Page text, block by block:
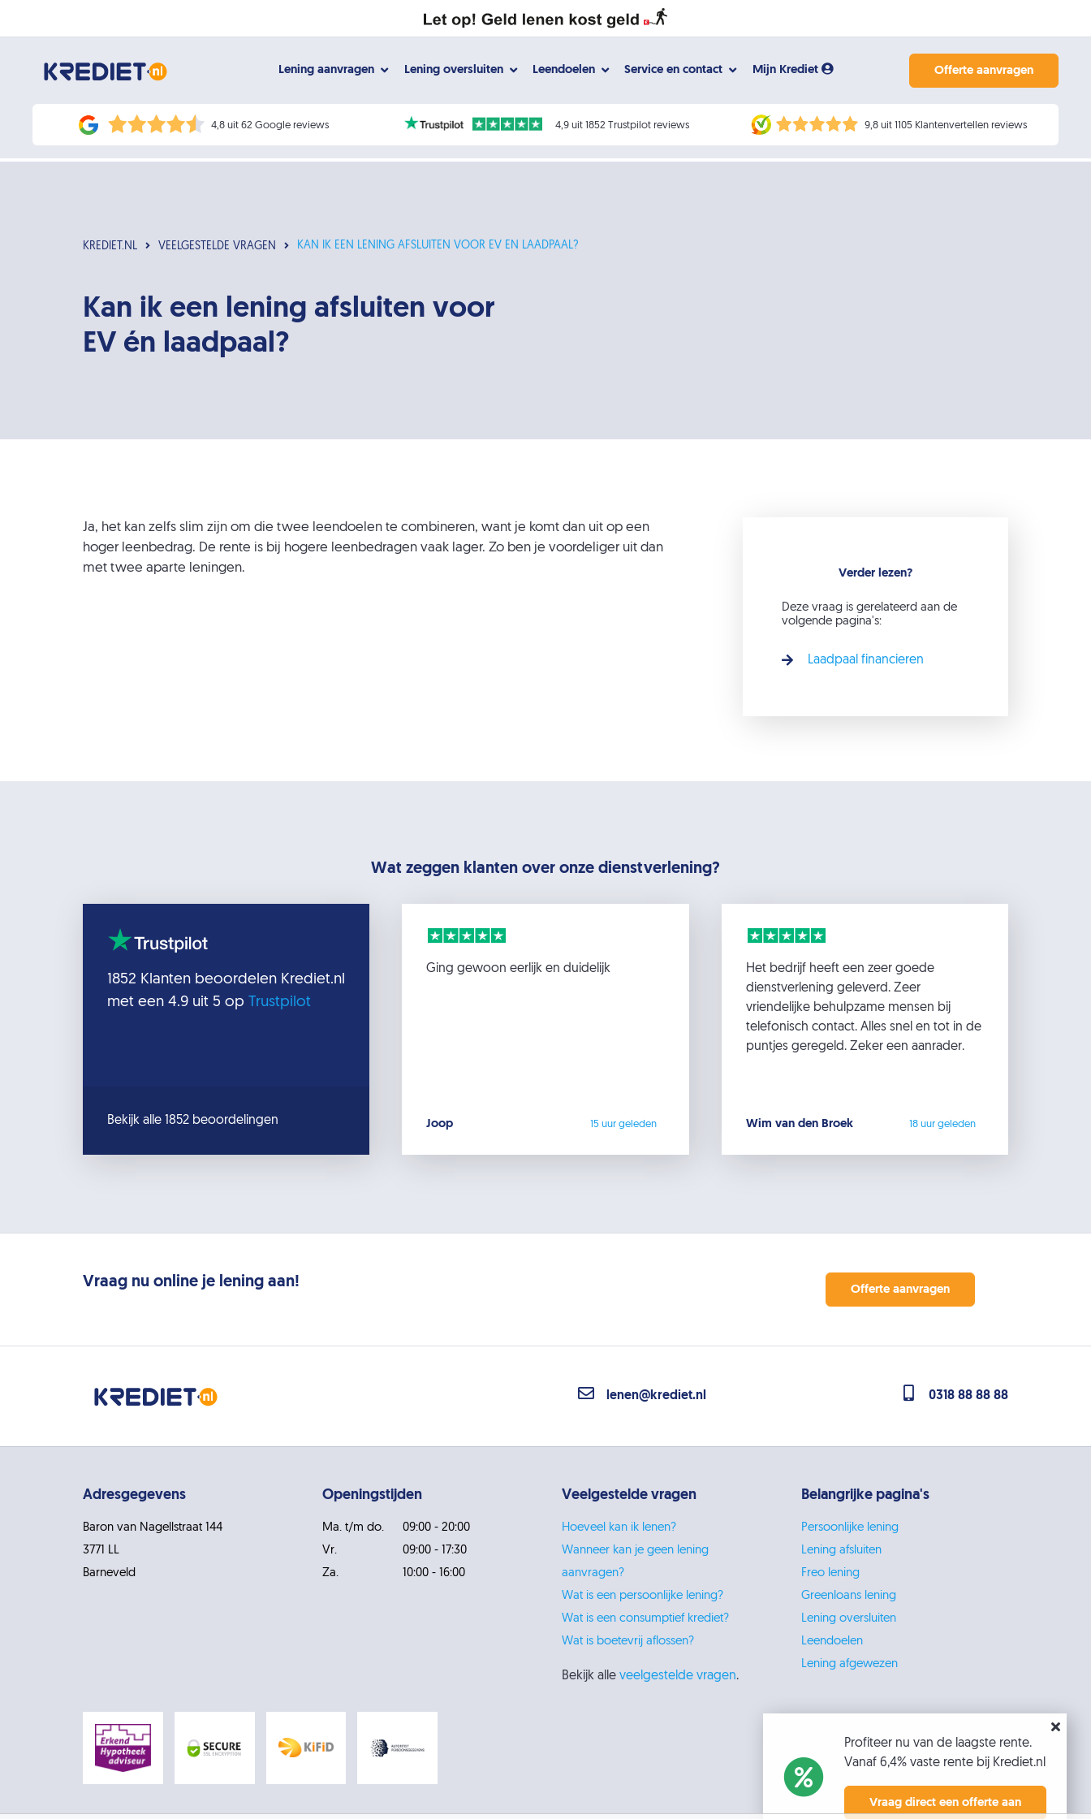
Lening aanvragen Lening oversluiten Leendoelen Service en contact Mijn Krediet Offerte aanvragen
4,8 uit 62 Google reviews 4,9 uit 1852 Trustpilot reviews 9,8 uit 1105 Klantenvertellen reviews
KREDIET.NL VEELGESTELDE VRAGEN KAN IK EEN LENING AFSLUITEN VOOR EV ÉN LAADPAAL?
Kan ik een lening afsluiten voor
EV én laadpaal?
Ja, het kan zelfs slim zijn om die twee leendoelen te combineren, want je komt dan uit op een
hoger leenbedrag. De rente is bij hogere leenbedragen vaak lager. Zo ben je voordeliger uit dan
met twee aparte leningen.
Verder lezen?
Deze vraag is gerelateerd aan de
volgende pagina's:
Laadpaal financieren
Wat zeggen klanten over onze dienstverlening?
1852 Klanten beoordelen Krediet.nl
met een 4.9 uit 5 op Trustpilot
Bekijk alle 1852 beoordelingen
Ging gewoon eerlijk en duidelijk
Joop 15 uur geleden
Het bedrijf heeft een zeer goede
dienstverlening geleverd. Zeer
vriendelijke behulpzame mensen bij
telefonisch contact. Alles snel en tot in de
puntjes geregeld. Zeker een aanrader.
Wim van den Broek 18 uur geleden
Vraag nu online je lening aan! Offerte aanvragen
lenen@krediet.nl 0318 88 88 88
Adresgegevens
Baron van Nagellstraat 144
3771 LL
Barneveld
Openingstijden
Ma. t/m do.
09:00 - 20:00
Vr.
09:00 - 17:30
Za.
10:00 - 16:00
Veelgestelde vragen
Hoeveel kan ik lenen?
Wanneer kan je geen lening
aanvragen?
Wat is een persoonlijke lening?
Wat is een consumptief krediet?
Wat is boetevrij aflossen?
Bekijk alle veelgestelde vragen.
Belangrijke pagina's
Persoonlijke lening
Lening afsluiten
Freo lening
Greenloans lening
Lening oversluiten
Leendoelen
Lening afgewezen
Profiteer nu van de laagste rente.
Vanaf 6,4% vaste rente bij Krediet.nl
Vraag direct een offerte aan